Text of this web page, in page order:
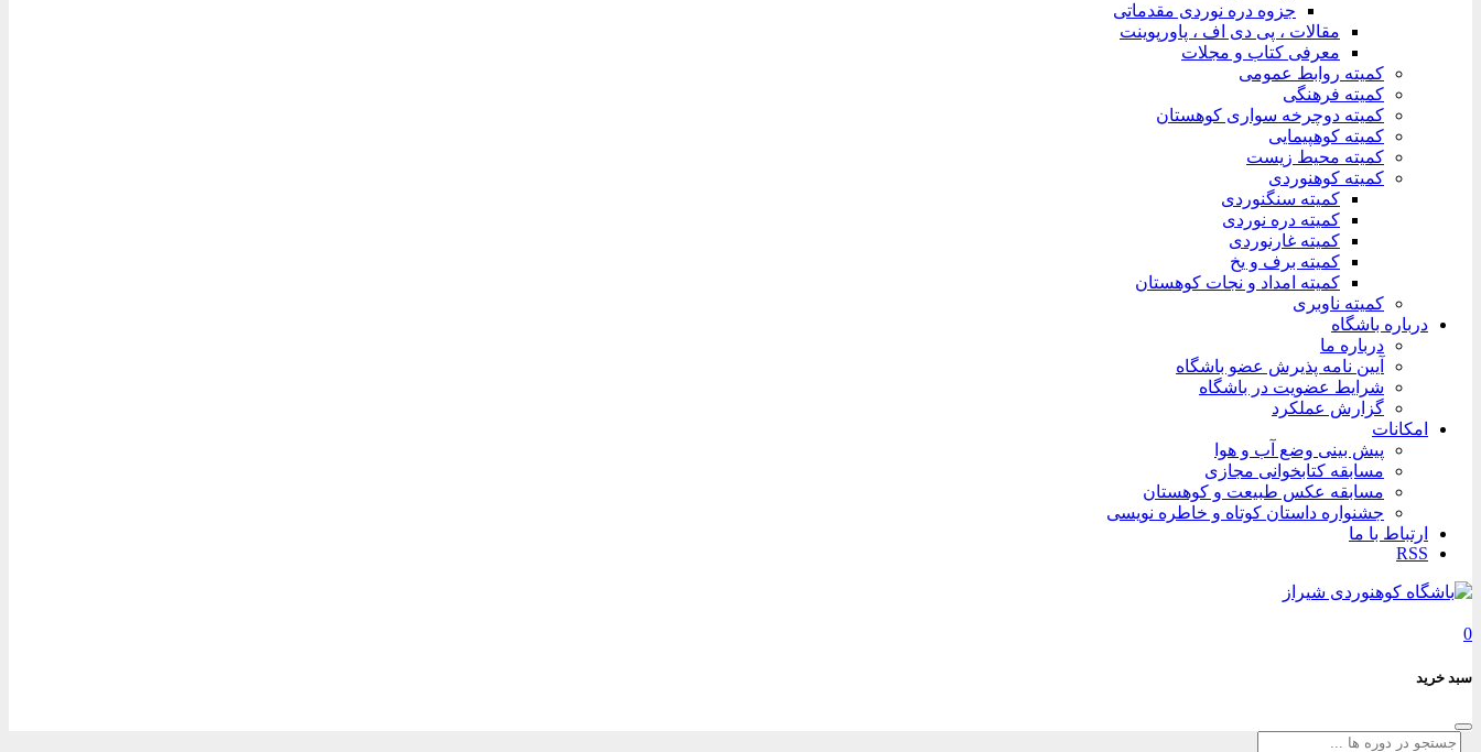
جزوه دره نوردی مقدماتی
مقالات ، پی دی اف ، پاورپوینت
معرفی کتاب و مجلات
کمیته روابط عمومی
کمیته فرهنگی
کمیته دوچرخه سواری کوهستان
کمیته کوهپیمایی
کمیته محیط زیست
کمیته کوهنوردی
کمیته سنگنوردی
کمیته دره نوردی
کمیته غارنوردی
کمیته برف و یخ
کمیته امداد و نجات کوهستان
کمیته ناوبری
درباره باشگاه
درباره ما
آیین نامه پذیرش عضو باشگاه
شرایط عضویت در باشگاه
گزارش عملکرد
امکانات
پیش بینی وضع آب و هوا
مسابقه کتابخوانی مجازی
مسابقه عکس طبیعت و کوهستان
جشنواره داستان کوتاه و خاطره نویسی
ارتباط با ما
RSS
0
سبد خرید